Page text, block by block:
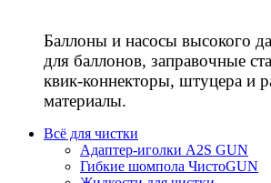
Баллоны и насосы высокого
для баллонов, заправочные
квик-коннекторы, штуцера и
материалы.
Всё для чистки
Адаптер-иголки A2S GUN
Гибкие шомпола ЧистоGUN